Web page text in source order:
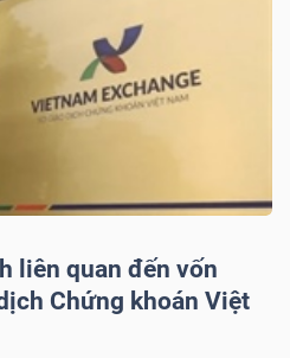
liên quan đến vốn
Chứng khoán Việt